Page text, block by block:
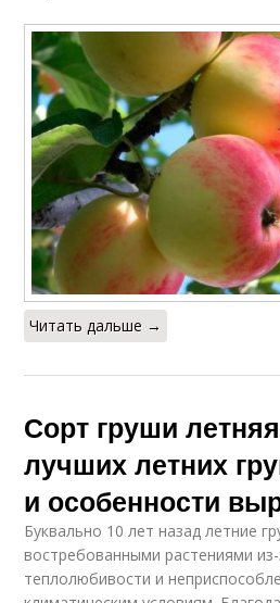
Читать дальше →
Сорт груши
лучших летних
и особенности
Буквально 10 лет назад летние
востребованными растениями
теплолюбивости и